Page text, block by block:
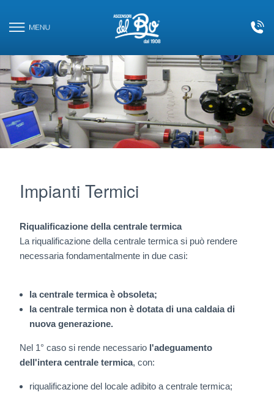
HOME
AZIENDA
ASCENSORI
IMPIANTI TERMICI
FORMAZIONE E SICUREZZA
PROMOZIONI & OFFERTE
Impianti Termici
Riqualificazione della centrale termica
La riqualificazione della centrale termica si può rendere
necessaria fondamentalmente in due casi:
la centrale termica è obsoleta;
la centrale termica non è dotata di una caldaia di
nuova generazione.
Nel 1° caso si rende necessario l'adeguamento
dell'intera centrale termica, con:
riqualificazione del locale adibito a centrale termica;
Informativa sulla raccolta
Le tue preferenze relative alla privacy